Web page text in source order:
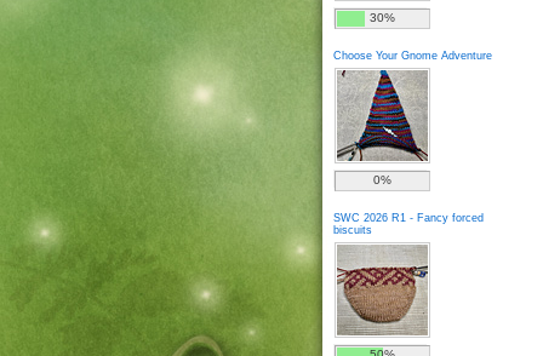
30%
Choose Your Gnome Adventure
0%
SWC 2026 R1 - Fancy forced
biscuits